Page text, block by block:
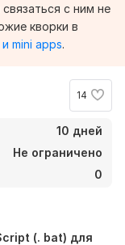
с ним не
кворки в
mini apps.
14
10 дней
Не ограничено
0
(. bat) для
продавец
5 лет назад
Ко всему